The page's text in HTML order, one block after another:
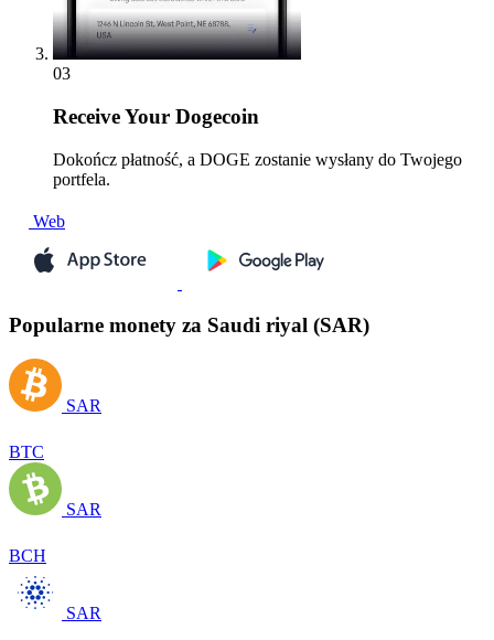
03
ReceiveYour Dogecoin
Dokończ płatność, a DOGE zostanie wysłany do Twojego
portfela.
Web
Popularne monety za Saudi riyal (SAR)
SAR
BTC
SAR
BCH
SAR